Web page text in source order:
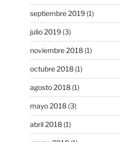
septiembre 2019(1)
julio 2019(3)
noviembre 2018(1)
octubre 2018(1)
agosto 2018(1)
mayo 2018(3)
abril 2018(1)